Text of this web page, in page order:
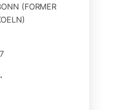
(FORMER